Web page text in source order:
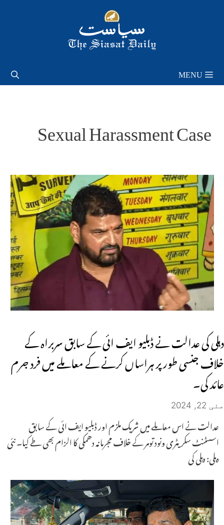
MENU
Sexual Harassment Case
دہلی کی عدالت نے ڈبلیو ایف ائی کے سابق سربراہ کے
خلاف جنسی طور پر ہراساں کرنے کے معاملے میں فرد جرم
عائد کی۔
مئی 22, 2024
عدالت نے اس معاملے میں شریک ملزم اور ڈبلیو ایف ائی کے سابق
اسسٹنٹ سکریٹری ونود تومر کے خلاف مجرمانہ دھمکی کا الزام بھی طے کیا۔ نئی
دہلی: دہلی کی